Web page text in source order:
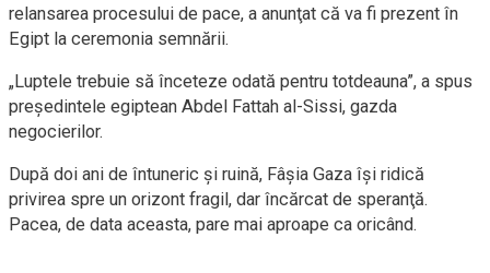
relansarea procesului de pace, a anunţat că va fi prezent în
Egipt la ceremonia semnării.
„Luptele trebuie să înceteze odată pentru totdeauna”, a spus
preşedintele egiptean Abdel Fattah al-Sissi, gazda
negocierilor.
După doi ani de întuneric şi ruină, Fâşia Gaza îşi ridică
privirea spre un orizont fragil, dar încărcat de speranţă.
Pacea, de data aceasta, pare mai aproape ca oricând.